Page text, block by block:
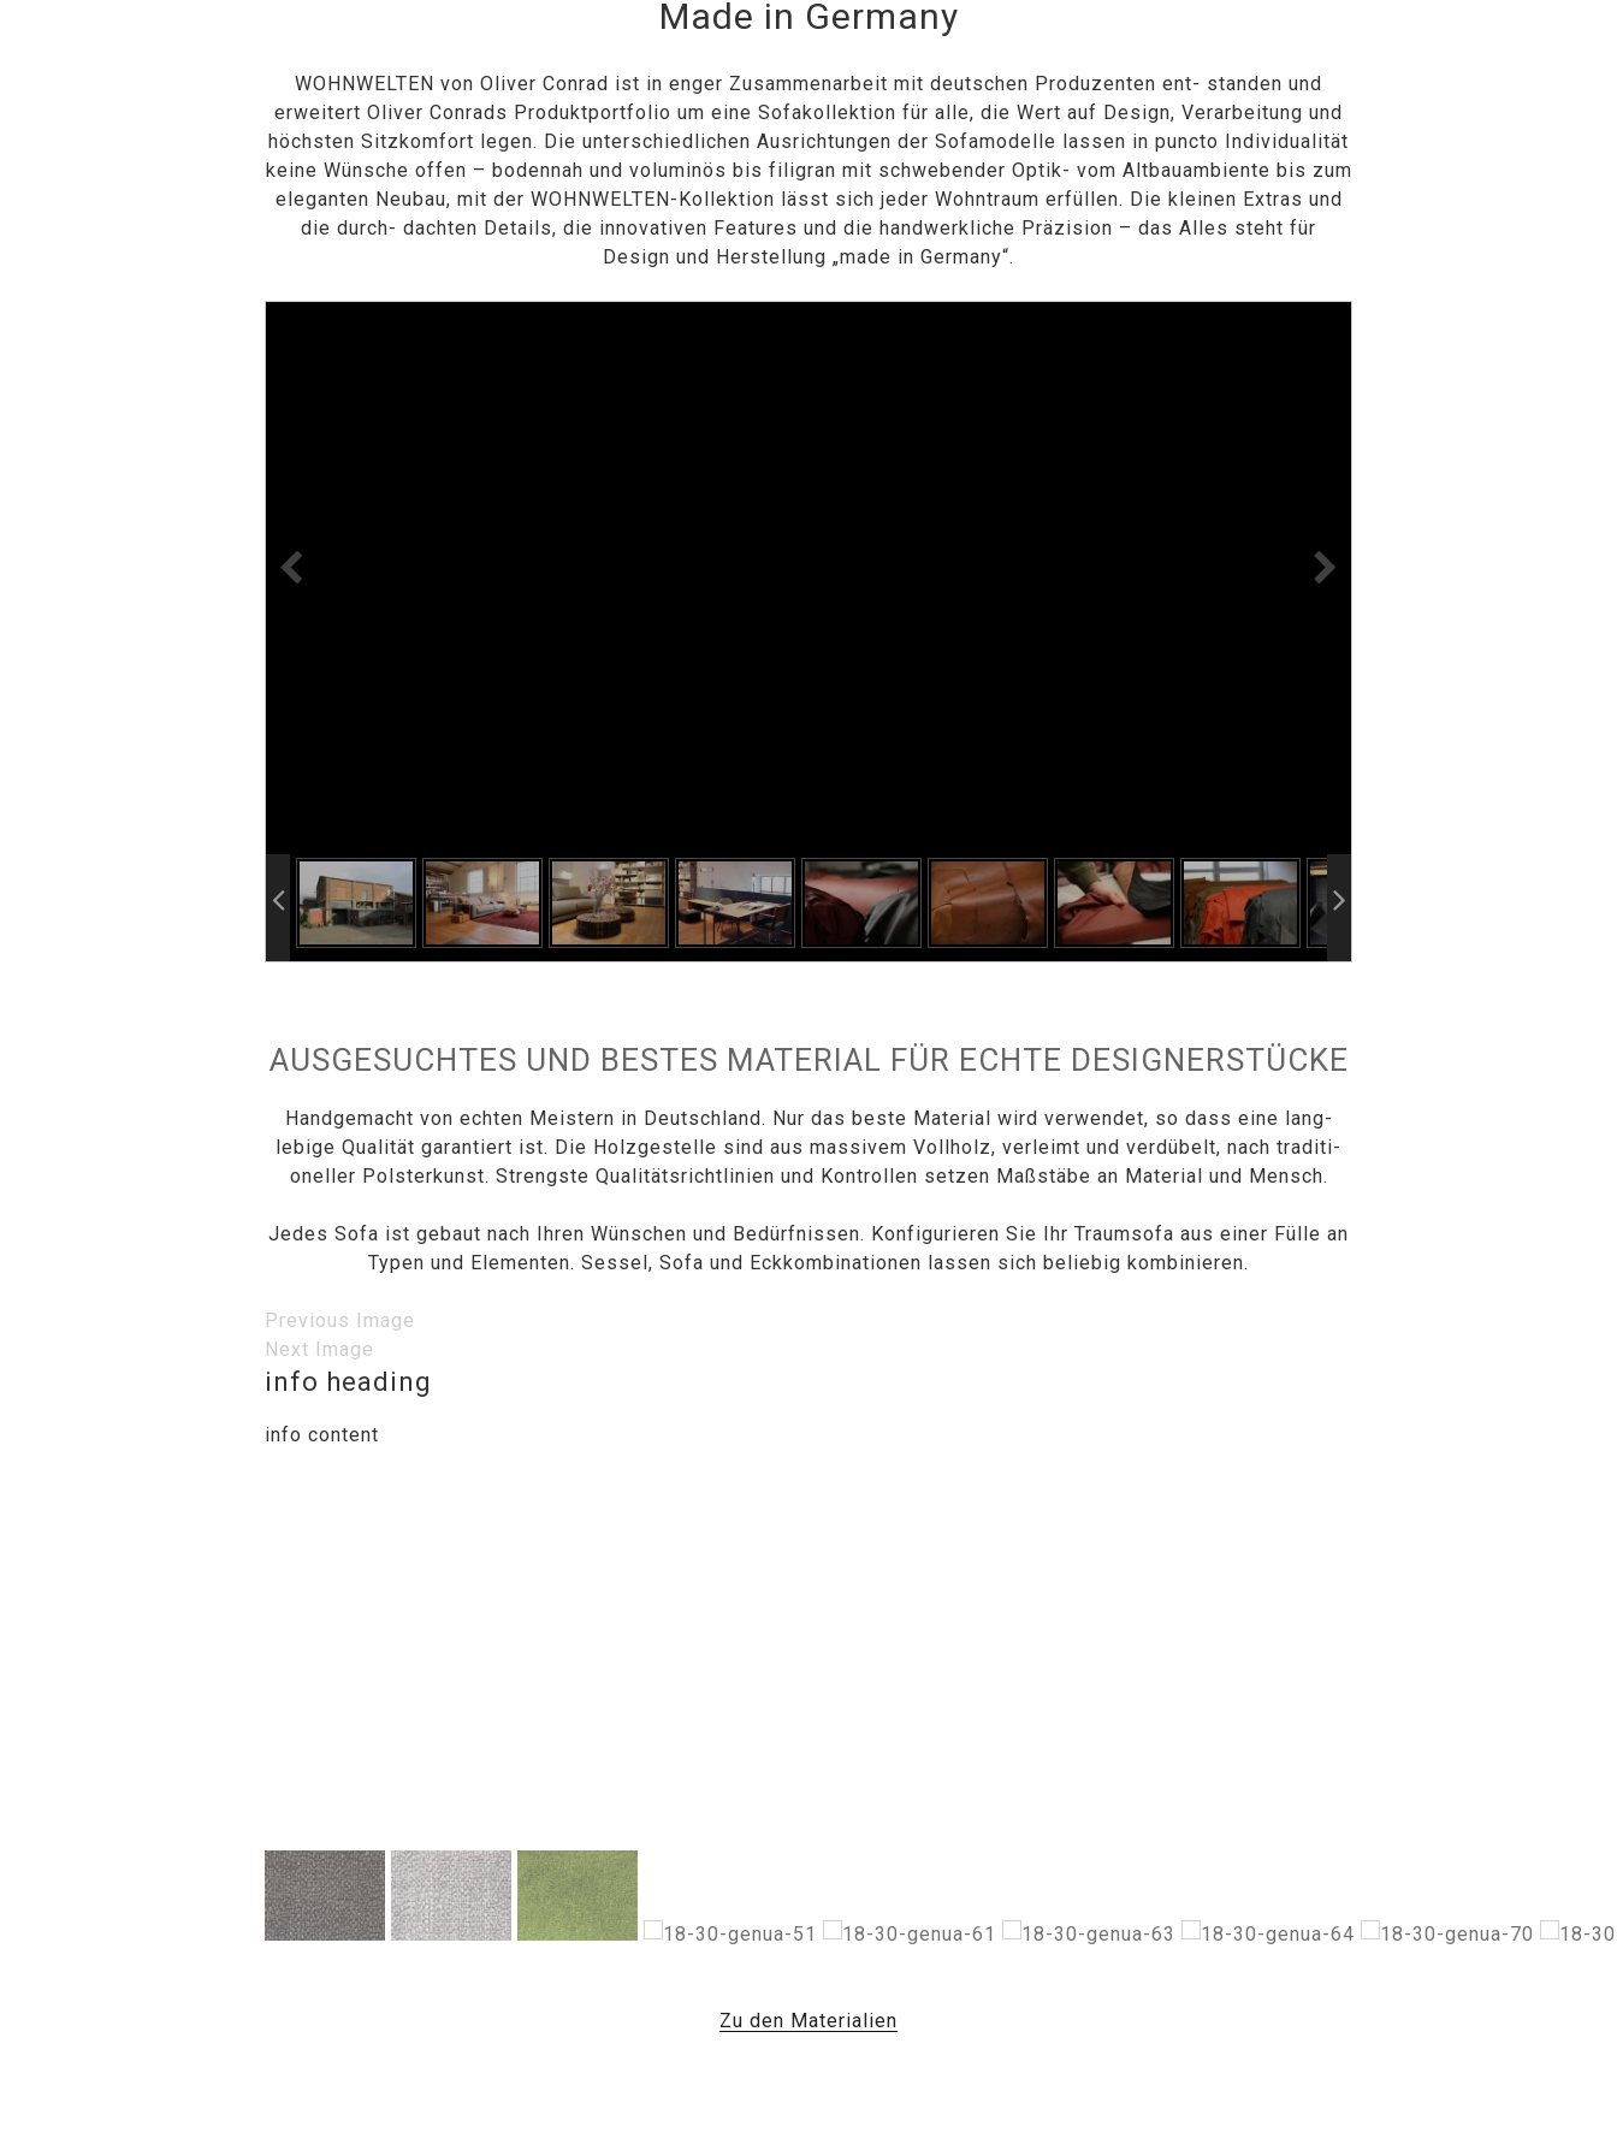
Made in Germany
WOHNWELTEN von Oliver Conrad ist in enger Zusammenarbeit mit deutschen Produzenten ent- standen und
erweitert Oliver Conrads Produktportfolio um eine Sofakollektion für alle, die Wert auf Design, Verarbeitung und
höchsten Sitzkomfort legen. Die unterschiedlichen Ausrichtungen der Sofamodelle lassen in puncto Individualität
keine Wünsche offen – bodennah und voluminös bis filigran mit schwebender Optik- vom Altbauambiente bis zum
eleganten Neubau, mit der WOHNWELTEN-Kollektion lässt sich jeder Wohntraum erfüllen. Die kleinen Extras und
die durch- dachten Details, die innovativen Features und die handwerkliche Präzision – das Alles steht für
Design und Herstellung „made in Germany“.
info heading
info content
AUSGESUCHTES UND BESTES MATERIAL FÜR ECHTE DESIGNERSTÜCKE
Handgemacht von echten Meistern in Deutschland. Nur das beste Material wird verwendet, so dass eine lang-
lebige Qualität garantiert ist. Die Holzgestelle sind aus massivem Vollholz, verleimt und verdübelt, nach traditi-
oneller Polsterkunst. Strengste Qualitätsrichtlinien und Kontrollen setzen Maßstäbe an Material und Mensch.
Jedes Sofa ist gebaut nach Ihren Wünschen und Bedürfnissen. Konfigurieren Sie Ihr Traumsofa aus einer Fülle an
Typen und Elementen. Sessel, Sofa und Eckkombinationen lassen sich beliebig kombinieren.
Previous Image
Next Image
info heading
info content
Zu den Materialien